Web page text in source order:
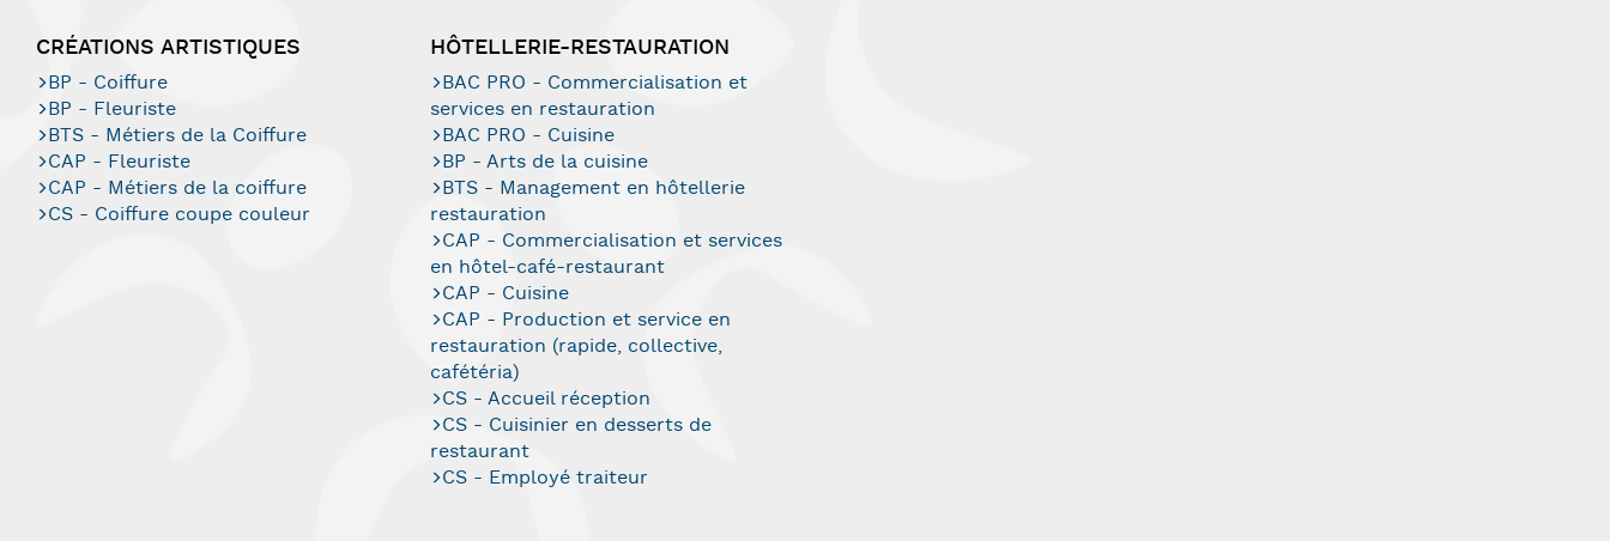
CRÉATIONS ARTISTIQUES
BP - Coiffure
BP - Fleuriste
BTS - Métiers de la Coiffure
CAP - Fleuriste
CAP - Métiers de la coiffure
CS - Coiffure coupe couleur
HÔTELLERIE-RESTAURATION
BAC PRO - Commercialisation et
services en restauration
BAC PRO - Cuisine
BP - Arts de la cuisine
BTS - Management en hôtellerie
restauration
CAP - Commercialisation et services
en hôtel-café-restaurant
CAP - Cuisine
CAP - Production et service en
restauration (rapide, collective,
cafétéria)
CS - Accueil réception
CS - Cuisinier en desserts de
restaurant
CS - Employé traiteur